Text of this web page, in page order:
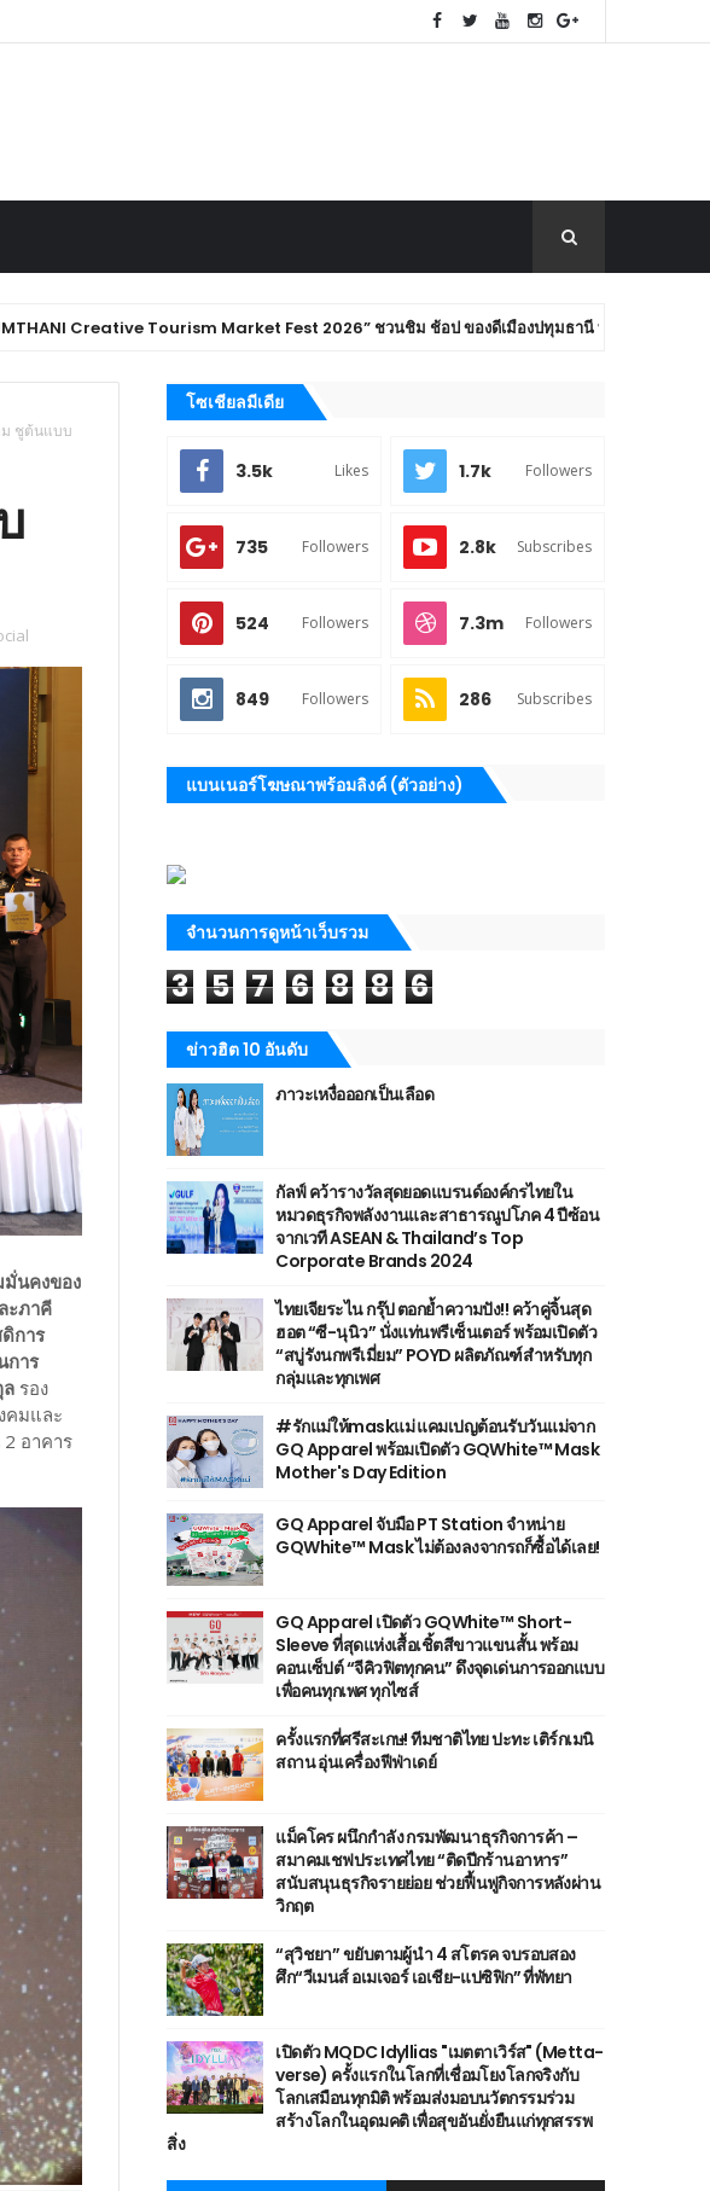
Tourism Market Fest 2026” ชวนชิม ช้อป ของดีเมืองปทุมธานี พร้อมสัมผัสเสน่ห์การท่องเที่ยวเชิงส
ม ชูต้นแบบ
มั่นคงของ
ะภาคี
การ
การ
รอง
คมและ
อาคาร
โซเชียลมีเดีย
3.5k Likes 1.7k Followers
735 Followers 2.8k Subscribes
524 Followers 7.3m Followers
849 Followers 286 Subscribes
แบนเนอร์โฆษณาพร้อมลิงค์ (ตัวอย่าง)
จำนวนการดูหน้าเว็บรวม
3 5 7 6 8 8 6
ข่าวฮิต 10 อันดับ
ภาวะเหงื่อออกเป็นเลือด
กัลฟ์ คว้ารางวัลสุดยอดแบรนด์องค์กรไทยใน
หมวดธุรกิจพลังงานและสาธารณูปโภค 4 ปีซ้อน
จากเวที ASEAN & Thailand’s Top
Corporate Brands 2024
ไทยเจียระไน กรุ๊ป ตอกย้ำความปัง!! คว้าคู่จิ้นสุด
ฮอต “ซี-นุนิว” นั่งแท่นพรีเซ็นเตอร์ พร้อมเปิดตัว
“สบู่รังนกพรีเมี่ยม” POYD ผลิตภัณฑ์สำหรับทุก
กลุ่มและทุกเพศ
#รักแม่ให้maskแม่ แคมเปญต้อนรับวันแม่จาก
GQ Apparel พร้อมเปิดตัว GQWhite™ Mask
Mother's Day Edition
GQ Apparel จับมือ PT Station จำหน่าย
GQWhite™ Mask ไม่ต้องลงจากรถก็ซื้อได้เลย!
GQ Apparel เปิดตัว GQWhite™ Short-
Sleeve ที่สุดแห่งเสื้อเชิ้ตสีขาวแขนสั้น พร้อม
คอนเซ็ปต์ “จีคิวฟิตทุกคน” ดึงจุดเด่นการออกแบบ
เพื่อคนทุกเพศ ทุกไซส์
ครั้งแรกที่ศรีสะเกษ! ทีมชาติไทย ปะทะ เติร์กเมนิ
สถาน อุ่นเครื่องฟีฟ่าเดย์
แม็คโคร ผนึกกำลัง กรมพัฒนาธุรกิจการค้า –
สมาคมเชฟประเทศไทย “ติดปีกร้านอาหาร”
สนับสนุนธุรกิจรายย่อย ช่วยฟื้นฟูกิจการหลังผ่าน
วิกฤต
“สุวิชยา” ขยับตามผู้นำ 4 สโตรค จบรอบสอง
ศึก“วีเมนส์ อเมเจอร์ เอเชีย-แปซิฟิก” ที่พัทยา
เปิดตัว MQDC Idyllias "เมตตาเวิร์ส" (Metta-
verse) ครั้งแรกในโลกที่เชื่อมโยงโลกจริงกับ
โลกเสมือนทุกมิติ พร้อมส่งมอบนวัตกรรมร่วม
สร้างโลกในอุดมคติ เพื่อสุขอันยั่งยืนแก่ทุกสรรพ
สิ่ง